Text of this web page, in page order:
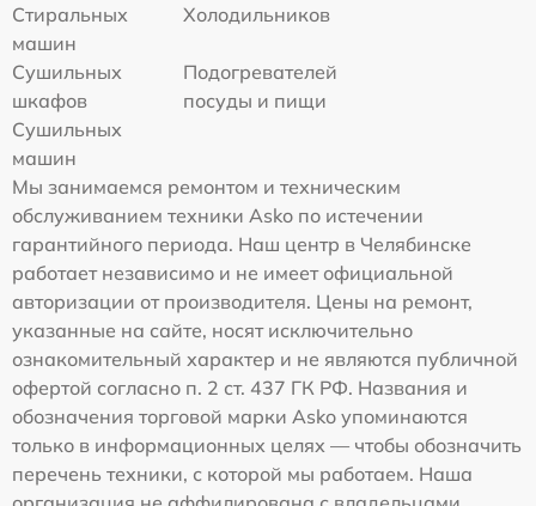
Стиральных
машин
Холодильников
Сушильных
шкафов
Подогревателей
посуды и пищи
Сушильных
машин
Мы занимаемся ремонтом и техническим
обслуживанием техники Asko по истечении
гарантийного периода. Наш центр в Челябинске
работает независимо и не имеет официальной
авторизации от производителя. Цены на ремонт,
указанные на сайте, носят исключительно
ознакомительный характер и не являются публичной
офертой согласно п. 2 ст. 437 ГК РФ. Названия и
обозначения торговой марки Asko упоминаются
только в информационных целях — чтобы обозначить
перечень техники, с которой мы работаем. Наша